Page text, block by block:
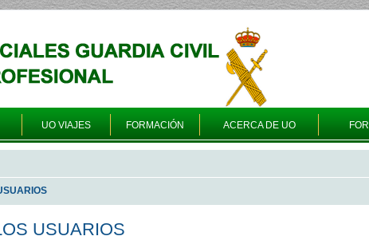
UO VIAJES FORMACIÓN ACERCA DE UO
USUARIOS